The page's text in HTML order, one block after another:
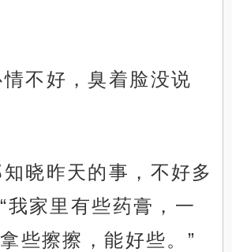
不好，臭着脸没说
晓昨天的事，不好多
我家里有些药膏，一
些擦擦，能好些。”